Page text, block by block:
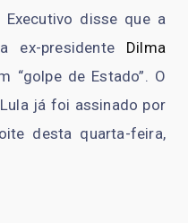
disse que a
ex-presidente Dilma
“golpe de Estado”. O
já foi assinado por
desta quarta-feira,